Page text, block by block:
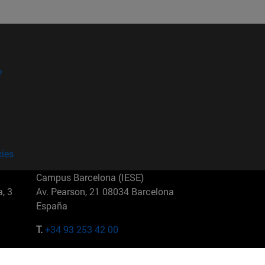
3
Campus Barcelona (IESE)
Av. Pearson, 21 08034 Barcelona
España
T.+34 93 253 42 00